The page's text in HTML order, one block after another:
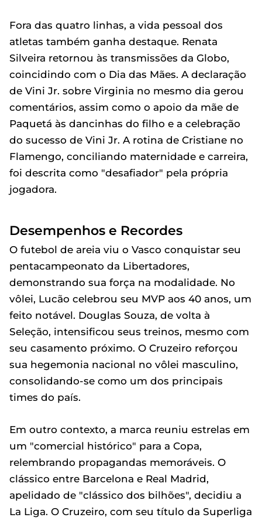
Fora das quatro linhas, a vida pessoal dos
atletas também ganha destaque. Renata
Silveira retornou às transmissões da Globo,
coincidindo com o Dia das Mães. A declaração
de Vini Jr. sobre Virginia no mesmo dia gerou
comentários, assim como o apoio da mãe de
Paquetá às dancinhas do filho e a celebração
do sucesso de Vini Jr. A rotina de Cristiane no
Flamengo, conciliando maternidade e carreira,
foi descrita como "desafiador" pela própria
jogadora.
Desempenhos e Recordes
O futebol de areia viu o Vasco conquistar seu
pentacampeonato da Libertadores,
demonstrando sua força na modalidade. No
vôlei, Lucão celebrou seu MVP aos 40 anos, um
feito notável. Douglas Souza, de volta à
Seleção, intensificou seus treinos, mesmo com
seu casamento próximo. O Cruzeiro reforçou
sua hegemonia nacional no vôlei masculino,
consolidando-se como um dos principais
times do país.
Em outro contexto, a marca reuniu estrelas em
um "comercial histórico" para a Copa,
relembrando propagandas memoráveis. O
clássico entre Barcelona e Real Madrid,
apelidado de "clássico dos bilhões", decidiu a
La Liga. O Cruzeiro, com seu título da Superliga